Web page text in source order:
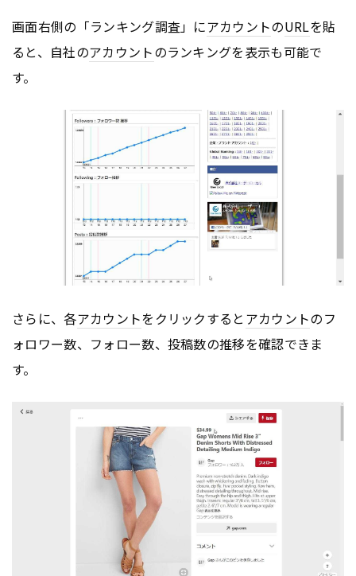
画面右側の「ランキング調査」にアカウントのURLを貼
ると、自社のアカウントのランキングを表示も可能で
す。
さらに、各アカウントをクリックすると アカウントのフ
ォロワー数、フォロー数、投稿数の推移を確認できま
す。